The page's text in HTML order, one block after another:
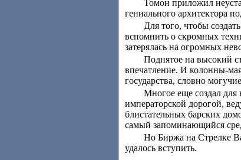
Томон приложил
гениального архитектора
Для того, чтобы
вспомнить о скромных
затерялась на огромных
Поднятое на высокий
впечатление. И колонны-
государства, словно
Многое еще создал для
императорской дорогой,
блистательных барских
самый запоминающийся
Но Биржа на Стрелке
удалось вступить.